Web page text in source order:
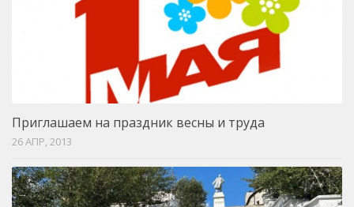
Приглашаем на праздник весны и труда
26 АПР, 2013